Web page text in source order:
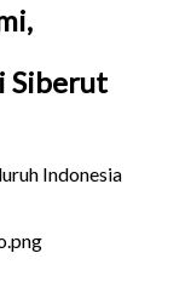
Siberut
Indonesia